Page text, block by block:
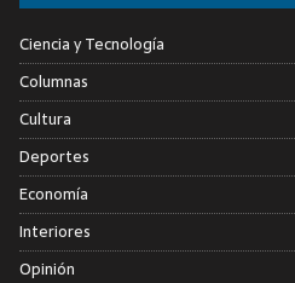
Ciencia y Tecnología
Columnas
Cultura
Deportes
Economía
Interiores
Opinión